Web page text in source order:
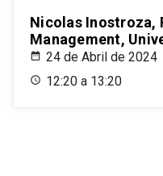
Nicolas Inostroza,
Management,
24 de Abril de 2024
12:20 a 13:20